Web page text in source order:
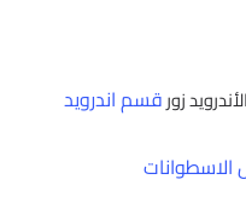
زورقسم اندرويد